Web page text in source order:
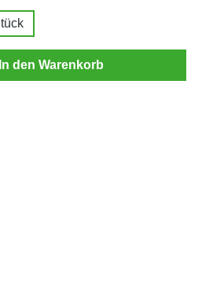
Wert ein
In den Warenkorb